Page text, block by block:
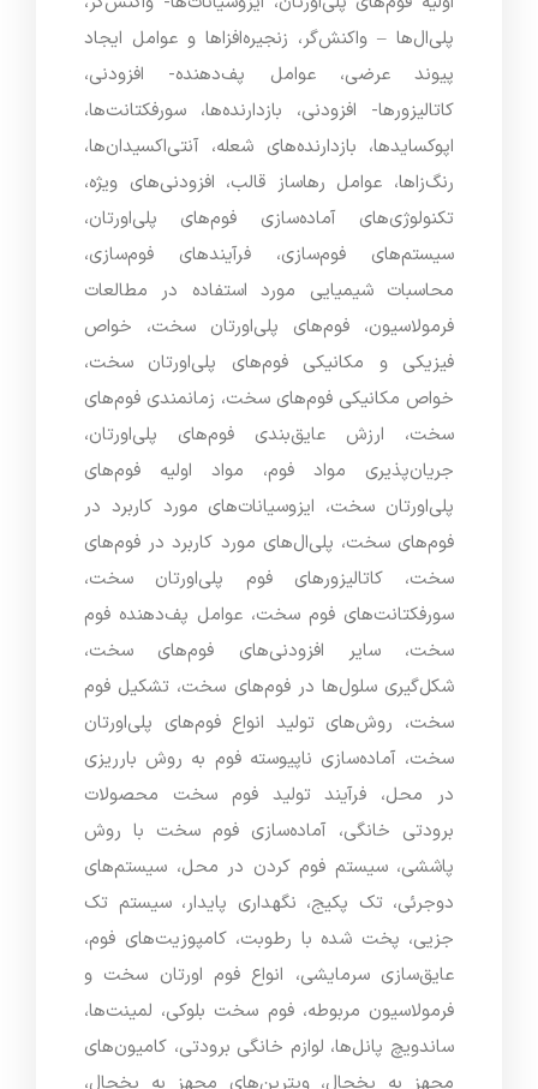
پلی‌ال‌ها – واکنش‌گر، زنجیره‌افزاها و عوامل ایجاد
پیوند عرضی، عوامل پف‌دهنده- افزودنی،
کاتالیزورها- افزودنی، بازدارنده‌ها، سورفکتانت‌ها،
اپوکسایدها، بازدارنده‌های شعله، آنتی‌اکسیدان‌ها،
رنگ‌زاها، عوامل رهاساز قالب، افزودنی‌های ویژه،
تکنولوژی‌های آماده‌سازی فوم‌های پلی‌اورتان،
سیستم‌های فوم‌سازی، فرآیندهای فوم‌سازی،
محاسبات شیمیایی مورد استفاده در مطالعات
فرمولاسیون، فوم‌های پلی‌اورتان سخت، خواص
فیزیکی و مکانیکی فوم‌های پلی‌اورتان سخت،
خواص مکانیکی فوم‌های سخت، زمانمندی فوم‌های
سخت، ارزش عایق‌بندی فوم‌های پلی‌اورتان،
جریان‌پذیری مواد فوم، مواد اولیه فوم‌های
پلی‌اورتان سخت، ایزوسیانات‌های مورد کاربرد در
فوم‌های سخت، پلی‌ال‌های مورد کاربرد در فوم‌های
سخت، کاتالیزورهای فوم پلی‌اورتان سخت،
سورفکتانت‌های فوم سخت، عوامل پف‌دهنده فوم
سخت، سایر افزودنی‌های فوم‌های سخت،
شکل‌گیری سلول‌ها در فوم‌های سخت، تشکیل فوم
سخت، روش‌های تولید انواع فوم‌های پلی‌اورتان
سخت، آماده‌سازی ناپیوسته فوم به روش بارریزی
در محل، فرآیند تولید فوم سخت محصولات
برودتی خانگی، آماده‌سازی فوم سخت با روش
پاششی، سیستم فوم کردن در محل، سیستم‌های
دوجرئی، تک پکیج، نگهداری پایدار، سیستم تک
جزیی، پخت شده با رطوبت، کامپوزیت‌های فوم،
عایق‌سازی سرمایشی، انواع فوم اورتان سخت و
فرمولاسیون مربوطه، فوم سخت بلوکی، لمینت‌ها،
ساندویچ پانل‌ها، لوازم خانگی برودتی، کامیون‌های